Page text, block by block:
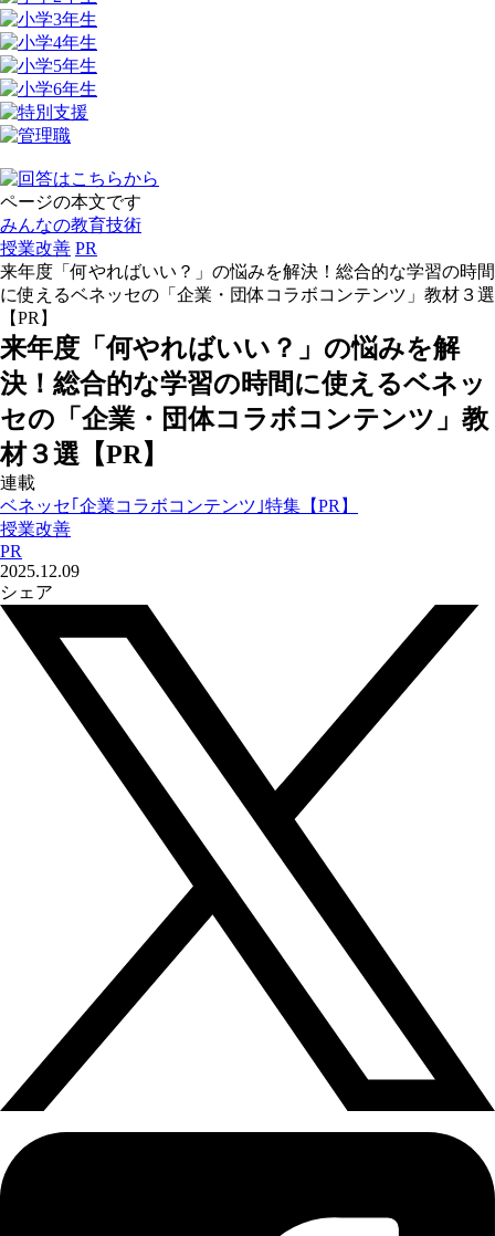
ページの本文です
みんなの教育技術
授業改善 PR
来年度「何やればいい？」の悩みを解決！総合的な学習の時間
に使えるベネッセの「企業・団体コラボコンテンツ」教材３選
【PR】
来年度「何やればいい？」の悩みを解
決！総合的な学習の時間に使えるベネッ
セの「企業・団体コラボコンテンツ」教
材３選【PR】
連載
ベネッセ｢企業コラボコンテンツ｣特集【PR】
授業改善
PR
2025.12.09
シェア